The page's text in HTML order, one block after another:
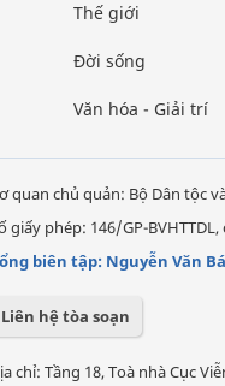
Thế giới
Đời sống
Văn hóa - Giải trí
quan chủ quản: Bộ Dân tộc
giấy phép: 146/GP-
biên tập: Nguyễn Văn Bá
Liên hệ tòa soạn
chỉ: Tầng 18, Toà nhà Cục